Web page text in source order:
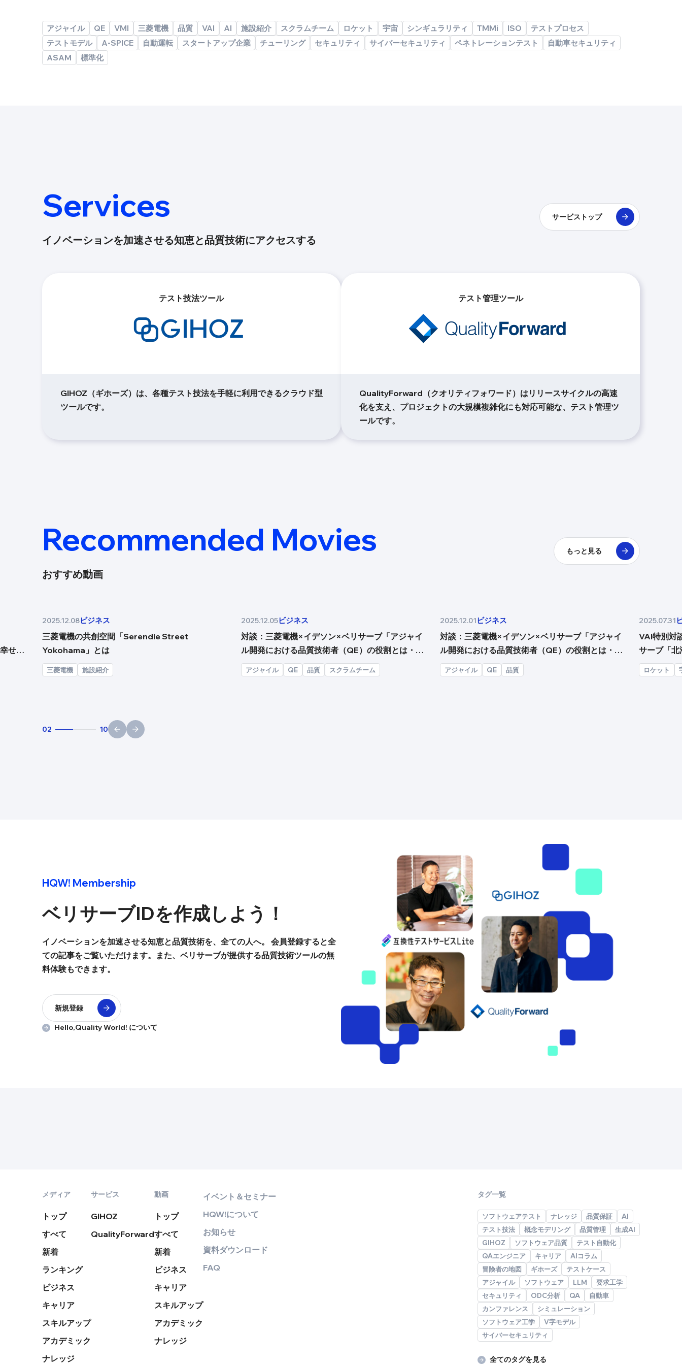
アジャイル QE VMI 三菱電機 品質 VAI AI 施設紹介 スクラムチーム ロケット 宇宙 シンギュラリティ TMMi ISO
テストプロセス
テストモデル
A-SPICE 自動運転 スタートアップ企業 チューリング セキュリティ サイバーセキュリティ ペネトレーションテスト
自動車セキュリティ
ASAM
標準化
Services
イノベーションを加速させる知恵と品質技術にアクセスする
テスト技法ツール
GIHOZ（ギホーズ）は、各種テスト技法を手軽に利用できるクラウド型
ツールです。
テスト管理ツール
QualityForward（クオリティフォワード）はリリースサイクルの高速
化を支え、プロジェクトの大規模複雑化にも対応可能な、テスト管理ツ
ールです。
サービストップ
Recommended Movies
おすすめ動画
せな
2025.12.08ビジネス
三菱電機の共創空間「Serendie Street
Yokohama」とは
三菱電機 施設紹介
2025.12.05ビジネス
対談：三菱電機×イデソン×ベリサーブ「アジャイ
ル開発における品質技術者（QE）の役割とは・後
編」
アジャイル QE 品質 スクラムチーム
2025.12.01ビジネス
対談：三菱電機×イデソン×ベリサーブ「アジャイ
ル開発における品質技術者（QE）の役割とは・前
編」
アジャイル QE 品質
2025.07.31
VAI特別対
サーブ「北
ネスの未来
ロケット
02 10
もっと見る
HQW! Membership
ベリサーブIDを作成しよう！
イノベーションを加速させる知恵と品質技術を、全ての人へ。 会員登録すると全
ての記事をご覧いただけます。また、ベリサーブが提供する品質技術ツールの無
料体験もできます。
新規登録
Hello,Quality World! について
メディア
トップ
すべて
新着
ランキング
ビジネス
キャリア
スキルアップ
アカデミック
ナレッジ
サービス
GIHOZ
QualityForward
動画
トップ
すべて
新着
ビジネス
キャリア
スキルアップ
アカデミック
ナレッジ
イベント＆セミナー
HQW!について
お知らせ
資料ダウンロード
FAQ
タグ一覧
ソフトウェアテスト ナレッジ 品質保証
AI
テスト技法
概念モデリング 品質管理
生成AI
GIHOZ
ソフトウェア品質
テスト自動化
QAエンジニア
キャリア
AIコラム
冒険者の地図
ギホーズ
テストケース
アジャイル
ソフトウェア LLM
要求工学
セキュリティ
ODC分析 QA
自動車
カンファレンス
シミュレーション
ソフトウェア工学
V字モデル
サイバーセキュリティ
全てのタグを見る